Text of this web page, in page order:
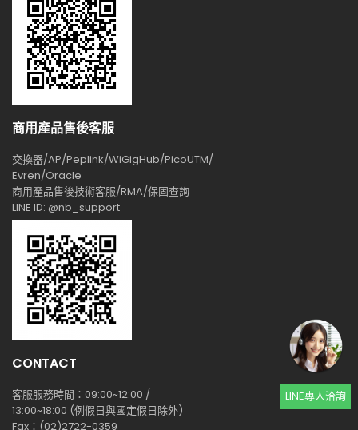
商用產品售後客服
交換器/AP/Peplink/WiGigHub/PicoUTM/
Evren/Oracle
商用產品售後技術客服/RMA/保固查詢
LINE ID: @nb_support
CONTACT
客服服務時間：09:00~12:00 /
13:00~18:00 (例假日與國定假日除外)
Fax：(02)2722-0359
LINE專人洽詢